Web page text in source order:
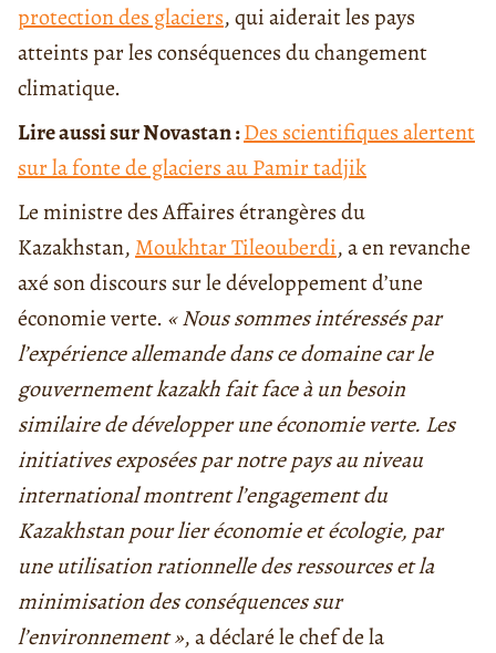
protection des glaciers, qui aiderait les pays
atteints par les conséquences du changement
climatique.
Lire aussi sur Novastan :Des scientifiques alertent
sur la fonte de glaciers au Pamir tadjik
Le ministre des Affaires étrangères du
Kazakhstan, Moukhtar Tileouberdi, a en revanche
axé son discours sur le développement d’une
économie verte. « Nous sommes intéressés par
l’expérience allemande dans ce domaine car le
gouvernement kazakh fait face à un besoin
similaire de développer une économie verte. Les
initiatives exposées par notre pays au niveau
international montrent l’engagement du
Kazakhstan pour lier économie et écologie, par
une utilisation rationnelle des ressources et la
minimisation des conséquences sur
l’environnement », a déclaré le chef de la